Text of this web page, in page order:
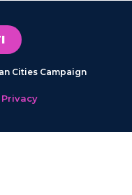
Cities Campaign